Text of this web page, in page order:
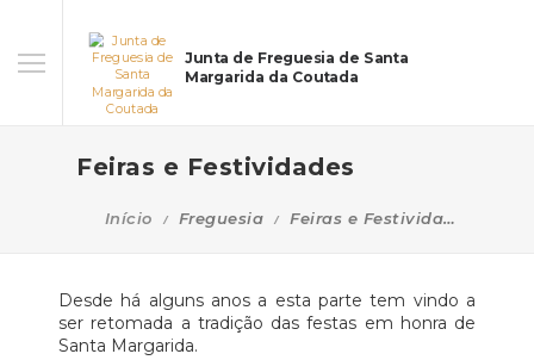
Junta de Freguesia de Santa
Margarida da Coutada
Feiras e Festividades
Início Freguesia Feiras e Festividades
Desde há alguns anos a esta parte tem vindo a
ser retomada a tradição das festas em honra de
Santa Margarida.